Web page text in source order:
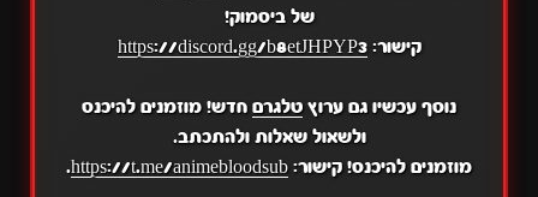
של ביסמוק!
קישור:https://discord.gg/b8etJHPYP3
נוסף עכשיו גם ערוץטלגרםחדש! מוזמנים להיכנס
ולשאול שאלות ולהתכתב.
מוזמנים להיכנס! קישור: https://t.me/animebloodsub
.